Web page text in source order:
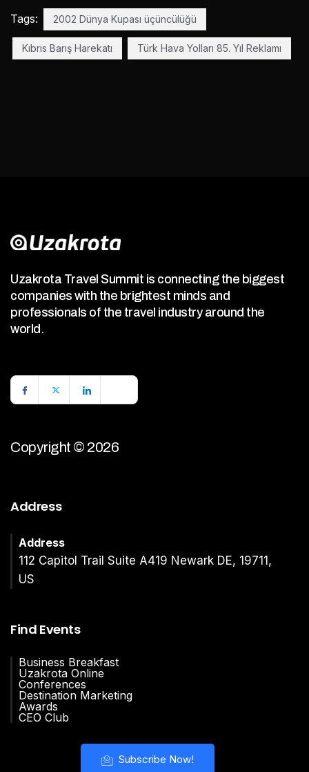
Tags: 2002 Dünya Kupası üçüncülüğü
Kıbrıs Barış Harekatı Türk Hava Yolları 85. Yıl Reklamı
Uzakrota Travel Summit is connecting the biggest
companies with the brightest minds and
professionals of the travel industry around the
world.
Copyright © 2026
Address
Address
112 Capitol Trail Suite A419 Newark DE, 19711,
US
Find Events
Business Breakfast
Uzakrota Online
Conferences
Destination Marketing
Awards
CEO Club
Subscribe Now!